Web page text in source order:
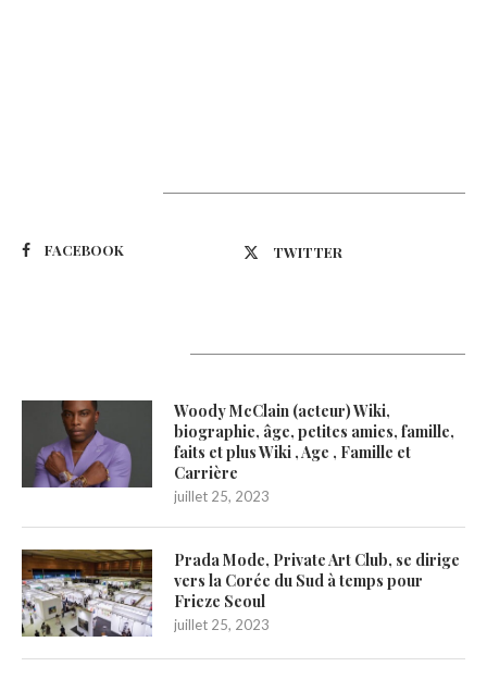
FACEBOOK TWITTER
Woody McClain (acteur) Wiki,
biographie, âge, petites amies, famille,
faits et plus Wiki , Age , Famille et
Carrière
juillet 25, 2023
Prada Mode, Private Art Club, se dirige
vers la Corée du Sud à temps pour
Frieze Seoul
juillet 25, 2023